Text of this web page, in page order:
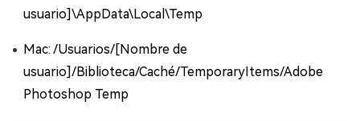
usuario]\AppData\Local\Temp
Mac: /Usuarios/[Nombre de
usuario]/Biblioteca/Caché/TemporaryItems/Adobe
Photoshop Temp